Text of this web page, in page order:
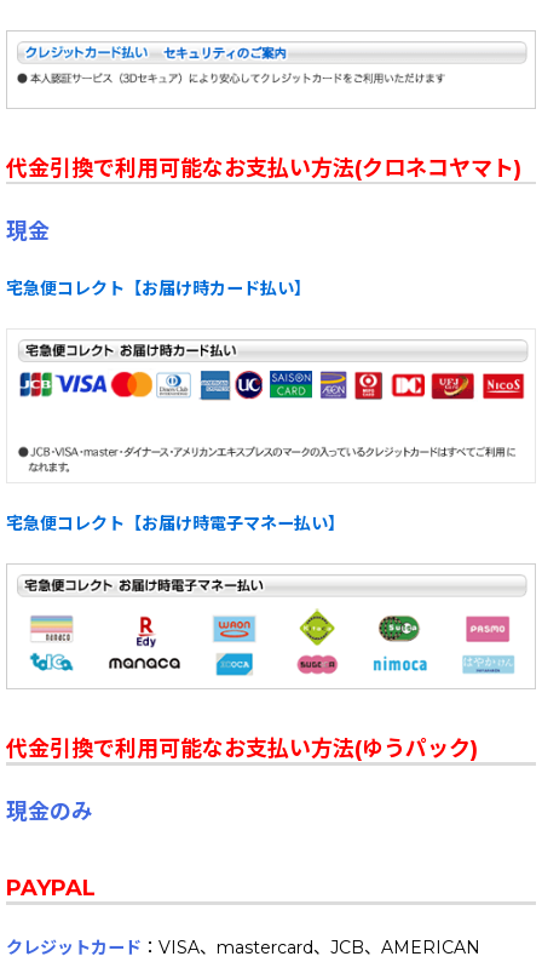
代金引換で利用可能なお支払い方法(クロネコヤマト)
現金
宅急便コレクト【お届け時カード払い】
宅急便コレクト【お届け時電子マネー払い】
代金引換で利用可能なお支払い方法(ゆうパック)
現金のみ
PAYPAL
クレジットカード ：VISA、mastercard、JCB、AMERICAN